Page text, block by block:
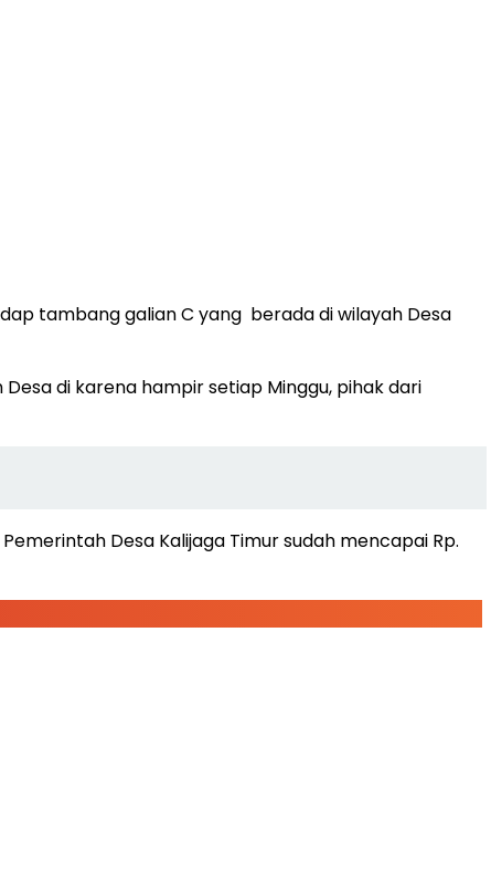
tambang galian C yang berada di wilayah Desa
di karena hampir setiap Minggu, pihak dari
Desa Kalijaga Timur sudah mencapai Rp.